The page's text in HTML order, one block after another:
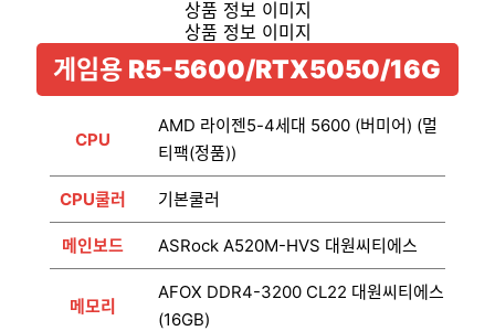
게임용 R5-5600/RTX5050/16G
CPU
AMD 라이젠5-4세대 5600 (버미어) (멀
티팩(정품))
CPU쿨러 기본쿨러
메인보드 ASRock A520M-HVS 대원씨티에스
메모리
AFOX DDR4-3200 CL22 대원씨티에스
(16GB)